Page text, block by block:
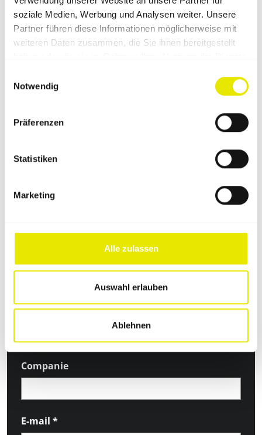
soziale Medien, Werbung und Analysen weiter. Unsere
Partner führen diese Informationen möglicherweise mit
weiteren Daten zusammen, die Sie ihnen bereitgestellt
Notwendig
Präferenzen
Statistiken
Marketing
Alle zulassen
Auswahl erlauben
Ablehnen
Nume de familie*
Companie
E-mail *